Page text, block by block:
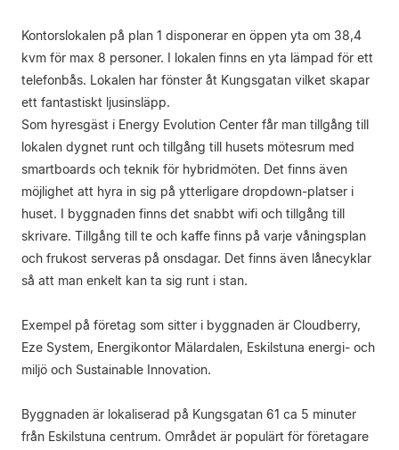
Kontorslokalen på plan 1 disponerar en öppen yta om 38,4
kvm för max 8 personer. I lokalen finns en yta lämpad för ett
telefonbås. Lokalen har fönster åt Kungsgatan vilket skapar
ett fantastiskt ljusinsläpp.
Som hyresgäst i Energy Evolution Center får man tillgång till
lokalen dygnet runt och tillgång till husets mötesrum med
smartboards och teknik för hybridmöten. Det finns även
möjlighet att hyra in sig på ytterligare dropdown-platser i
huset. I byggnaden finns det snabbt wifi och tillgång till
skrivare. Tillgång till te och kaffe finns på varje våningsplan
och frukost serveras på onsdagar. Det finns även lånecyklar
så att man enkelt kan ta sig runt i stan.
Exempel på företag som sitter i byggnaden är Cloudberry,
Eze System, Energikontor Mälardalen, Eskilstuna energi- och
miljö och Sustainable Innovation.
Byggnaden är lokaliserad på Kungsgatan 61 ca 5 minuter
från Eskilstuna centrum. Området är populärt för företagare